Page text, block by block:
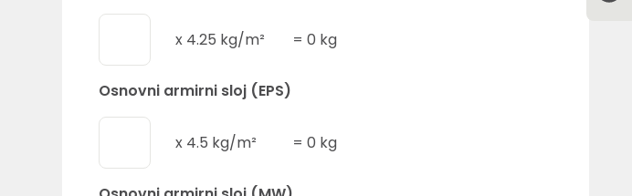
x 4.25 kg/m² =0 kg
Osnovni armirni sloj (EPS)
x 4.5 kg/m² =0 kg